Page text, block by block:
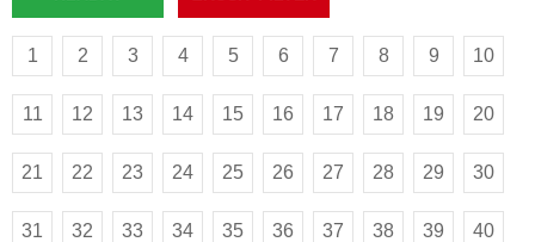
1 2 3 4 5 6 7 8 9 10
11 12 13 14 15 16 17 18 19 20
21 22 23 24 25 26 27 28 29 30
31 32 33 34 35 36 37 38 39 40